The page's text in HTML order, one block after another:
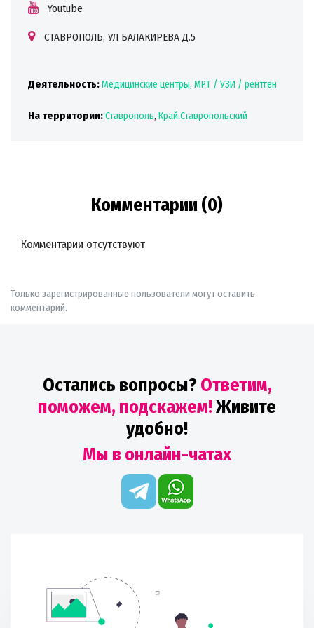
Youtube
СТАВРОПОЛЬ, УЛ БАЛАКИРЕВА Д.5
Деятельность:Медицинские центры, МРТ / УЗИ / рентген
На территории:Ставрополь, Край Ставропольский
Комментарии (0)
Комментарии отсутствуют
Только зарегистрированные пользователи могут оставить
комментарий.
Остались вопросы?Ответим,
поможем, подскажем!Живите
удобно!
Мы в онлайн-чатах